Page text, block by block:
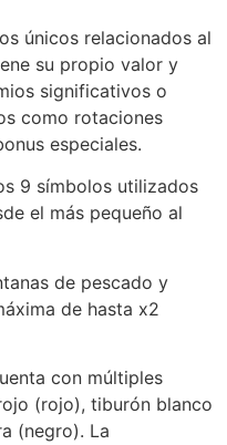
únicos relacionados al
su propio valor y
significativos o
como rotaciones
especiales.
9 símbolos utilizados
el más pequeño al
de pescado y
de hasta x2
con múltiples
(rojo), tiburón blanco
(negro). La